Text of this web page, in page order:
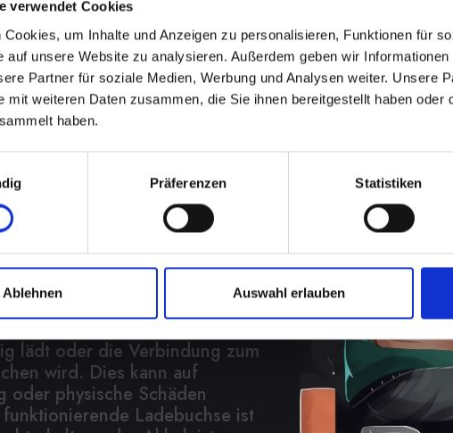
verwendet Cookies
Cookies, um Inhalte und Anzeigen zu personalisieren, Funktionen für
auf unsere Website zu analysieren. Außerdem geben wir
Partner für soziale Medien, Werbung und Analysen weiter. Unsere
mit weiteren Daten zusammen, die Sie ihnen bereitgestellt haben oder
haben.
Präferenzen Statistiken
Ablehnen Auswahl erlauben
14-
Bad-
Schnelle
ist die Beschädigung
dass Ihr IPHONE-14-
lädt oder die Verbindung zum
wird. Dies kann auf
oder physische Schäden
Ladebuchse ist